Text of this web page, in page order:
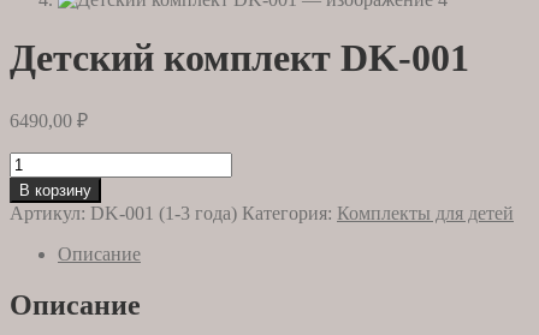
Детский комплект DK-001
6490,00 ₽
Количество
товара
Детский
комплект
DK-
В корзину
Артикул: DK-001 (1-3 года) Категория: Комплекты для детей
Описание
Описание